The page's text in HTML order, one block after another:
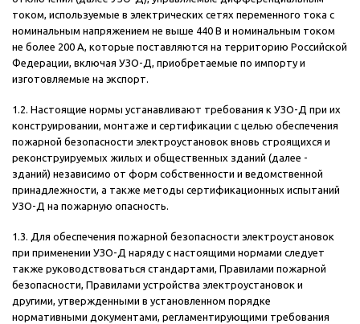
током, используемые в электрических сетях переменного тока с
номинальным напряжением не выше 440 В и номинальным током
не более 200 А, которые поставляются на территорию Российской
Федерации, включая УЗО-Д, приобретаемые по импорту и
изготовляемые на экспорт.
1.2. Настоящие нормы устанавливают требования к УЗО-Д при их
конструировании, монтаже и сертификации с целью обеспечения
пожарной безопасности электроустановок вновь строящихся и
реконструируемых жилых и общественных зданий (далее -
зданий) независимо от форм собственности и ведомственной
принадлежности, а также методы сертификационных испытаний
УЗО-Д на пожарную опасность.
1.3. Для обеспечения пожарной безопасности электроустановок
при применении УЗО-Д наряду с настоящими нормами следует
также руководствоваться стандартами, Правилами пожарной
безопасности, Правилами устройства электроустановок и
другими, утвержденными в установленном порядке
нормативными документами, регламентирующими требования